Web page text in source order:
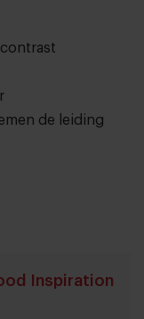
de leiding
Inspiration